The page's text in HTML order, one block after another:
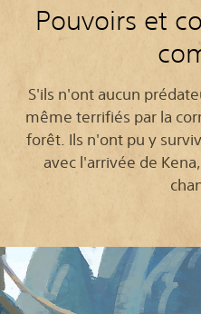
Pouvoirs et
S'ils n'ont aucun
même terrifiés par la
forêt. Ils n'ont pu y
avec l'arrivée de